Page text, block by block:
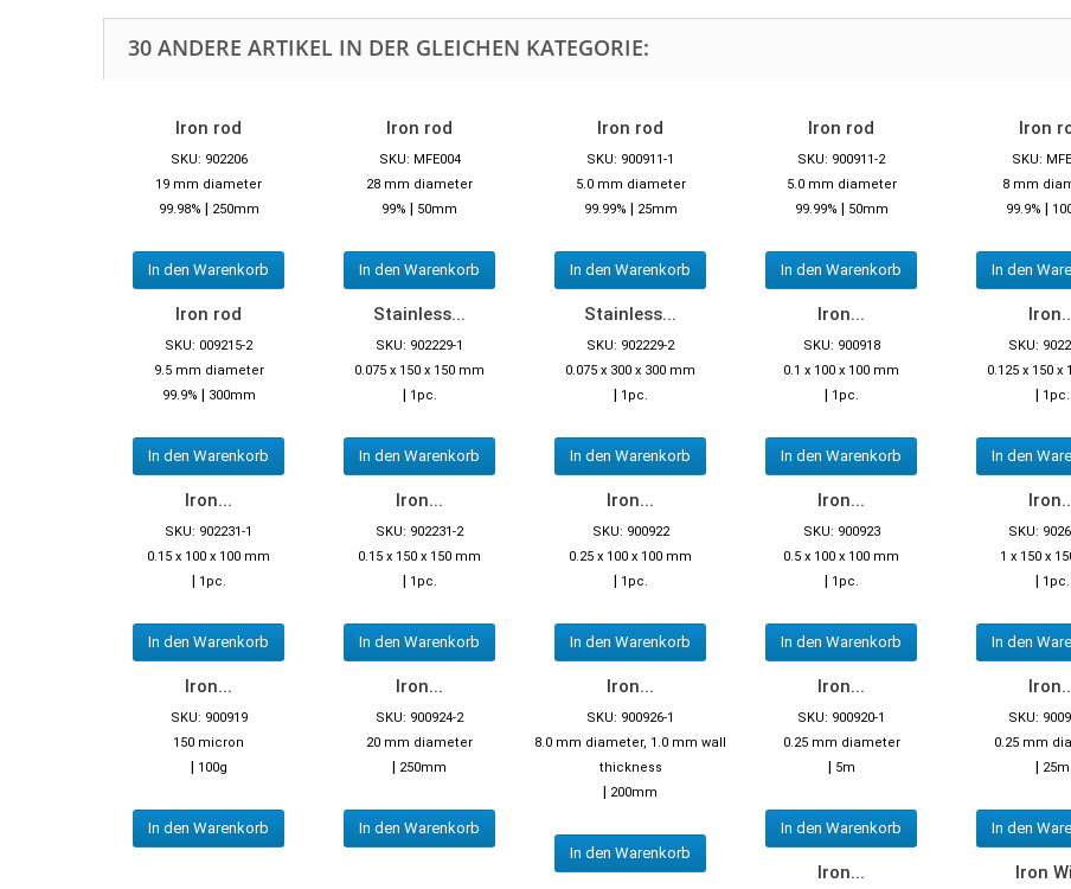
30 ANDERE ARTIKEL IN DER GLEICHEN KATEGORIE:
Iron rod
SKU: 902206
19 mm diameter
99.98% | 250mm
In den Warenkorb
Iron rod
SKU: MFE004
28 mm diameter
99% | 50mm
In den Warenkorb
Iron rod
SKU: 900911-1
5.0 mm diameter
99.99% | 25mm
In den Warenkorb
Iron rod
SKU: 900911-2
5.0 mm diameter
99.99% | 50mm
In den Warenkorb
Iron
SKU:
8 mm
99.9% |
In den
Iron rod
SKU: 009215-2
9.5 mm diameter
99.9% | 300mm
In den Warenkorb
Stainless...
SKU: 902229-1
0.075 x 150 x 150 mm
| 1pc.
In den Warenkorb
Stainless...
SKU: 902229-2
0.075 x 300 x 300 mm
| 1pc.
In den Warenkorb
Iron...
SKU: 900918
0.1 x 100 x 100 mm
| 1pc.
In den Warenkorb
SKU:
0.125 x 150 x
| 1pc.
In den
Iron...
SKU: 902231-1
0.15 x 100 x 100 mm
| 1pc.
In den Warenkorb
Iron...
SKU: 902231-2
0.15 x 150 x 150 mm
| 1pc.
In den Warenkorb
Iron...
SKU: 900922
0.25 x 100 x 100 mm
| 1pc.
In den Warenkorb
Iron...
SKU: 900923
0.5 x 100 x 100 mm
| 1pc.
In den Warenkorb
SKU:
1 x 150 x
| 1pc.
In den
Iron...
SKU: 900919
150 micron
| 100g
In den Warenkorb
Iron...
SKU: 900924-2
20 mm diameter
| 250mm
In den Warenkorb
Iron...
SKU: 900926-1
8.0 mm diameter, 1.0 mm wall
thickness
| 200mm
In den Warenkorb
Iron...
SKU: 900920-1
0.25 mm diameter
| 5m
In den Warenkorb
SKU:
0.25 mm
| 25m
In den
Iron... Iron